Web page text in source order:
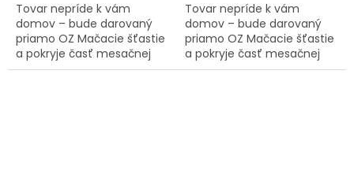
Tovar nepríde k vám
domov – bude darovaný
priamo OZ Mačacie šťastie
a pokryje časť mesačnej
spotreby krmiva pre
Tovar nepríde k vám
domov – bude darovaný
priamo OZ Mačacie šťastie
a pokryje časť mesačnej
spotreby krmiva pre